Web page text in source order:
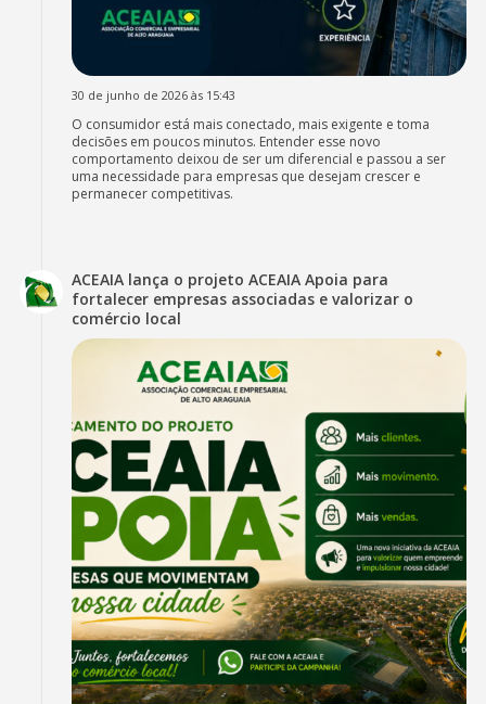
30 de junho de 2026 às 15:43
O consumidor está mais conectado, mais exigente e toma
decisões em poucos minutos. Entender esse novo
comportamento deixou de ser um diferencial e passou a ser
uma necessidade para empresas que desejam crescer e
permanecer competitivas.
ACEAIA lança o projeto ACEAIA Apoia para
fortalecer empresas associadas e valorizar o
comércio local